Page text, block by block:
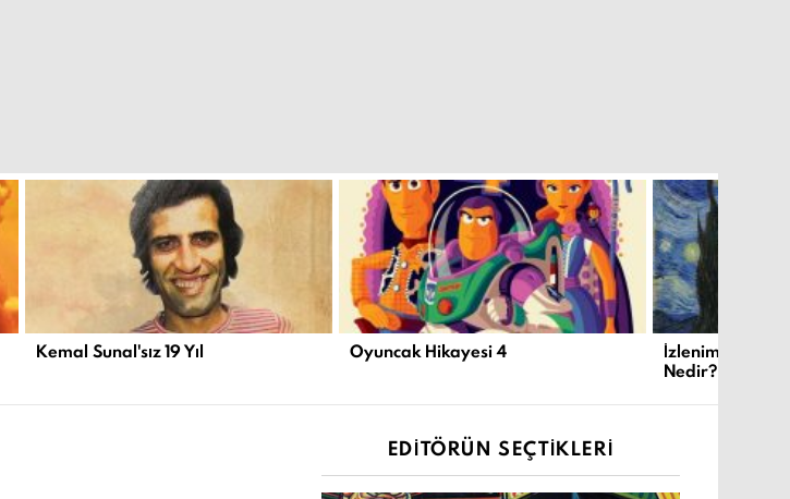
Kemal Sunal'sız 19 Yıl Oyuncak Hikayesi 4
İzlenimcilik
Nedir?
EDITÖRÜN SEÇTIKLERI